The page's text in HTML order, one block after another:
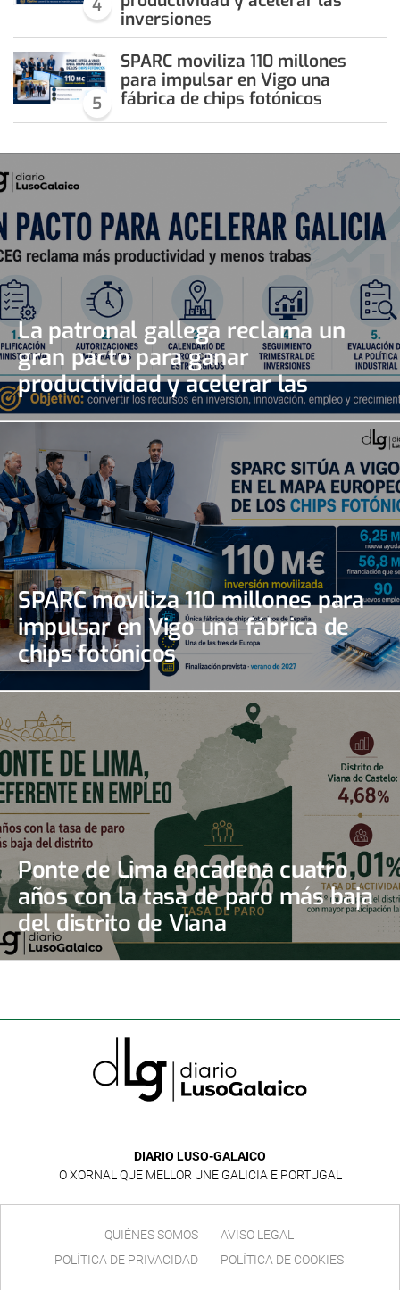
4
inversiones
5
SPARC moviliza 110 millones
para impulsar en Vigo una
fábrica de chips fotónicos
La patronal gallega reclama un
gran pacto para ganar
productividad y acelerar las
inversiones
SPARC moviliza 110 millones para
impulsar en Vigo una fábrica de
chips fotónicos
Ponte de Lima encadena cuatro
años con la tasa de paro más baja
del distrito de Viana
DIARIO LUSO-GALAICO
O XORNAL QUE MELLOR UNE GALICIA E PORTUGAL
QUIÉNES SOMOS
AVISO LEGAL
POLÍTICA DE PRIVACIDAD
POLÍTICA DE COOKIES